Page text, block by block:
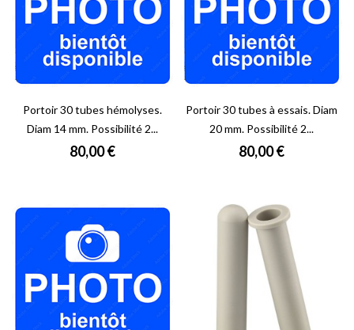
Portoir 30 tubes hémolyses.
Diam 14 mm. Possibilité 2...
Prix
80,00 €
Portoir 30 tubes à essais. Diam
20 mm. Possibilité 2...
Prix
80,00 €